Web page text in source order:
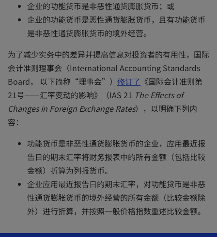
企业的功能货币是非恶性通货膨胀货币；或
企业的功能货币是恶性通货膨胀货币，且有功能货币
是非恶性通货膨胀货币的境外经营。
为了减少实务中的差异并提高信息对投资者的有用性，国际
会计准则理事会（International Accounting Standards
Board， 以下简称“理事会”） 修订了 o
p
e
i
n
n
e
w
《国际会计准则第
21号——汇率变动的影响》（IAS 21 The Effects of
Changes in Foreign Exchange Rates），以明确下列内
容：
功能货币是非恶性通货膨胀货币的企业，应用最近报
告日的期末汇率将财务报表中的所有金额（包括比较
金额）折算为列报货币。
企业应用最近报告日的期末汇率，对功能货币是非恶
性通货膨胀货币的境外经营的所有金额（比较金额除
外）进行折算，并按照一般价格指数重述比较金额。